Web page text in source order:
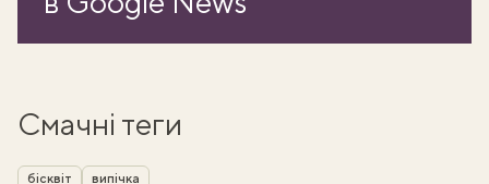
Смачні теги
бісквіт випічка